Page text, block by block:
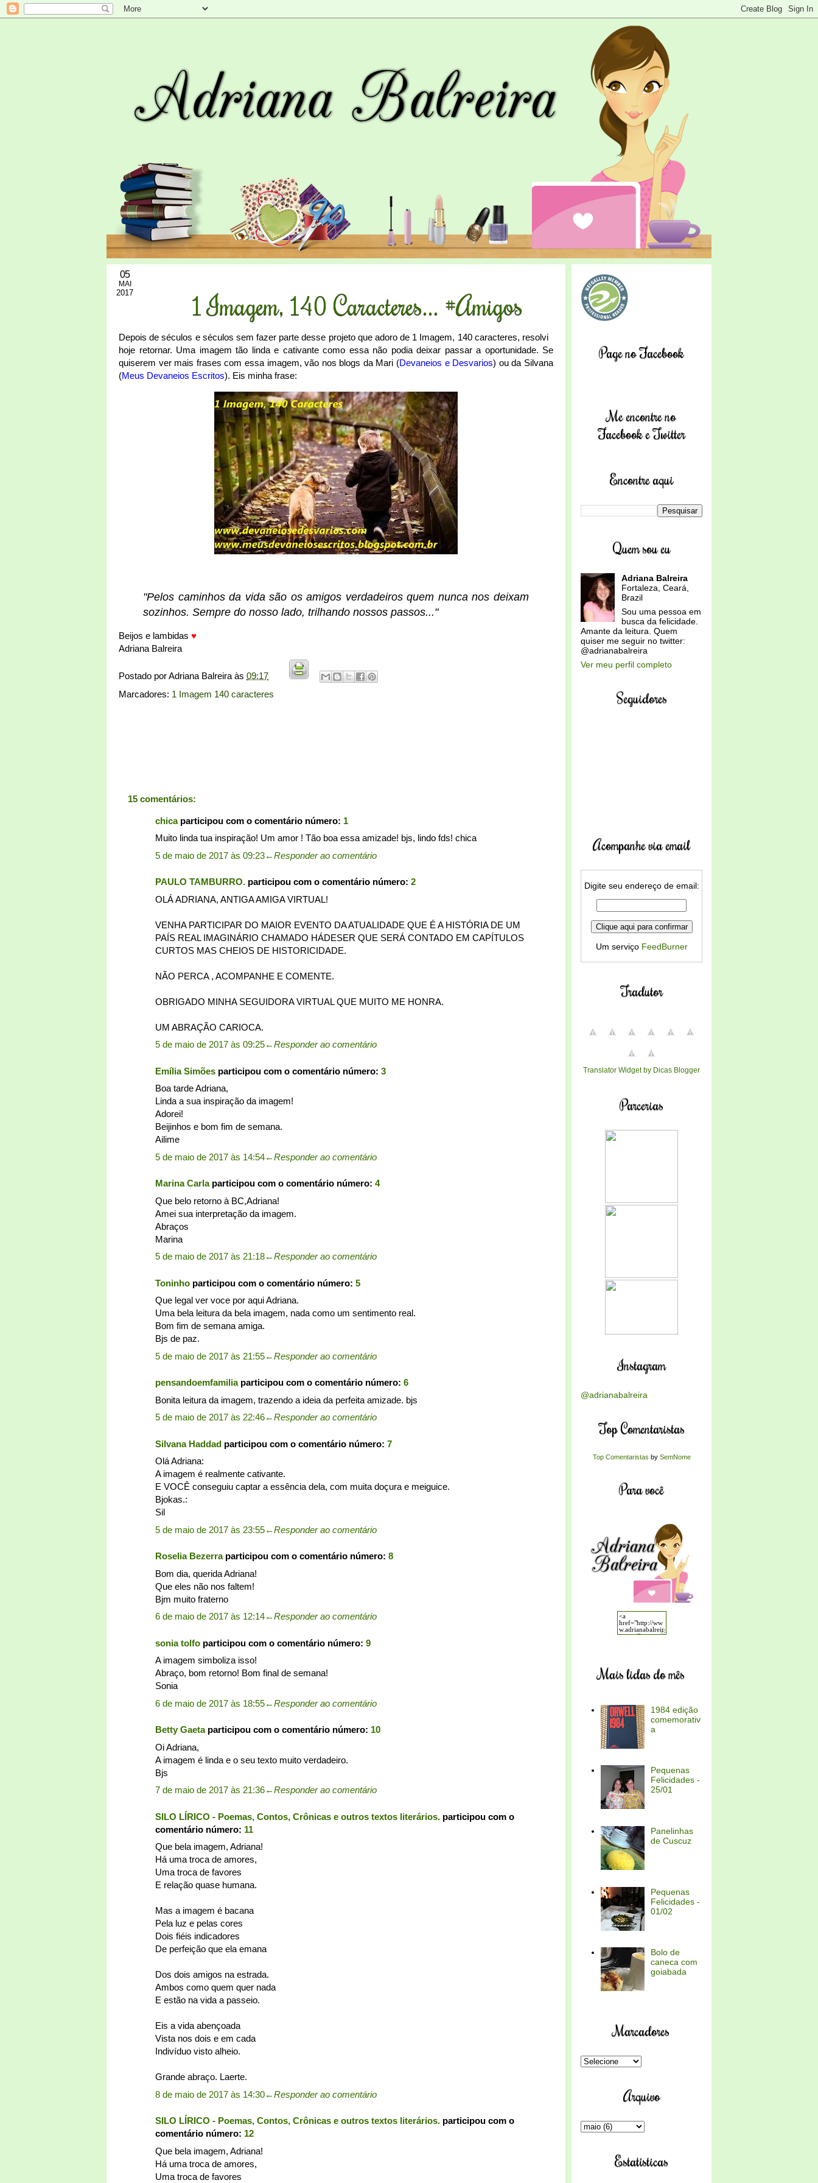
05
MAI
2017 1 Imagem, 140 Caracteres... #Amigos
Depois de séculos e séculos sem fazer parte desse projeto que adoro de 1 Imagem, 140 caracteres, resolvi
hoje retornar. Uma imagem tão linda e cativante como essa não podia deixar passar a oportunidade. Se
quiserem ver mais frases com essa imagem, vão nos blogs da Mari (Devaneios e Desvarios) ou da Silvana
(Meus Devaneios Escritos). Eis minha frase:
"Pelos caminhos da vida são os amigos verdadeiros quem nunca nos deixam
sozinhos. Sempre do nosso lado, trilhando nossos passos..."
Beijos e lambidas ♥
Adriana Balreira
Postado porAdriana Balreira às 09:17
Marcadores: 1 Imagem 140 caracteres
15 comentários:
chicaparticipou com o comentário número: 1
Muito linda tua inspiração! Um amor ! Tão boa essa amizade! bjs, lindo fds! chica
5 de maio de 2017 às 09:23←Responder ao comentário
PAULO TAMBURRO. participou com o comentário número: 2
OLÁ ADRIANA, ANTIGA AMIGA VIRTUAL!
VENHA PARTICIPAR DO MAIOR EVENTO DA ATUALIDADE QUE É A HISTÓRIA DE UM
PAÍS REAL IMAGINÁRIO CHAMADO HÁDESER QUE SERÁ CONTADO EM CAPÍTULOS
CURTOS MAS CHEIOS DE HISTORICIDADE.
NÃO PERCA , ACOMPANHE E COMENTE.
OBRIGADO MINHA SEGUIDORA VIRTUAL QUE MUITO ME HONRA.
UM ABRAÇÃO CARIOCA.
5 de maio de 2017 às 09:25←Responder ao comentário
Emília Simões participou com o comentário número: 3
Boa tarde Adriana,
Linda a sua inspiração da imagem!
Adorei!
Beijinhos e bom fim de semana.
Ailime
5 de maio de 2017 às 14:54←Responder ao comentário
Marina Carlaparticipou com o comentário número: 4
Que belo retorno à BC,Adriana!
Amei sua interpretação da imagem.
Abraços
Marina
5 de maio de 2017 às 21:18←Responder ao comentário
Toninho participou com o comentário número: 5
Que legal ver voce por aqui Adriana.
Uma bela leitura da bela imagem, nada como um sentimento real.
Bom fim de semana amiga.
Bjs de paz.
5 de maio de 2017 às 21:55←Responder ao comentário
pensandoemfamiliaparticipou com o comentário número: 6
Bonita leitura da imagem, trazendo a ideia da perfeita amizade. bjs
5 de maio de 2017 às 22:46←Responder ao comentário
Silvana Haddad participou com o comentário número: 7
Olá Adriana:
A imagem é realmente cativante.
E VOCÊ conseguiu captar a essência dela, com muita doçura e meiguice.
Bjokas.:
Sil
5 de maio de 2017 às 23:55←Responder ao comentário
Roselia Bezerraparticipou com o comentário número: 8
Bom dia, querida Adriana!
Que eles não nos faltem!
Bjm muito fraterno
6 de maio de 2017 às 12:14←Responder ao comentário
sonia tolfo participou com o comentário número: 9
A imagem simboliza isso!
Abraço, bom retorno! Bom final de semana!
Sonia
6 de maio de 2017 às 18:55←Responder ao comentário
Betty Gaetaparticipou com o comentário número: 10
Oi Adriana,
A imagem é linda e o seu texto muito verdadeiro.
Bjs
7 de maio de 2017 às 21:36←Responder ao comentário
SILO LÍRICO - Poemas, Contos, Crônicas e outros textos literários. participou com o
comentário número: 11
Que bela imagem, Adriana!
Há uma troca de amores,
Uma troca de favores
E relação quase humana.
Mas a imagem é bacana
Pela luz e pelas cores
Dois fiéis indicadores
De perfeição que ela emana
Dos dois amigos na estrada.
Ambos como quem quer nada
E estão na vida a passeio.
Eis a vida abençoada
Vista nos dois e em cada
Indivíduo visto alheio.
Grande abraço. Laerte.
8 de maio de 2017 às 14:30←Responder ao comentário
SILO LÍRICO - Poemas, Contos, Crônicas e outros textos literários. participou com o
comentário número: 12
Que bela imagem, Adriana!
Há uma troca de amores,
Uma troca de favores
Page no Facebook
Me encontre no
Facebook e Twitter
Encontre aqui
Quem sou eu
Adriana Balreira
Fortaleza, Ceará,
Brazil
Sou uma pessoa em
busca da felicidade.
Amante da leitura. Quem
quiser me seguir no twitter:
@adrianabalreira
Ver meu perfil completo
Seguidores
Acompanhe via email
Digite seu endereço de email:
Um serviço FeedBurner
Tradutor
Translator Widget by Dicas Blogger
Parcerias
Instagram
@adrianabalreira
Top Comentaristas
Top Comentaristas by SemNome
Para você
Mais lidas do mês
1984 edição
comemorativ
a
Pequenas
Felicidades -
25/01
Panelinhas
de Cuscuz
Pequenas
Felicidades -
01/02
Bolo de
caneca com
goiabada
Marcadores
Arquivo
Estatísticas